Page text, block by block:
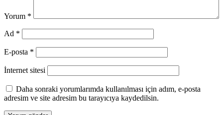
Yorum *
Ad *
E-posta *
İnternet sitesi
Daha sonraki yorumlarımda kullanılması için adım, e-posta
adresim ve site adresim bu tarayıcıya kaydedilsin.